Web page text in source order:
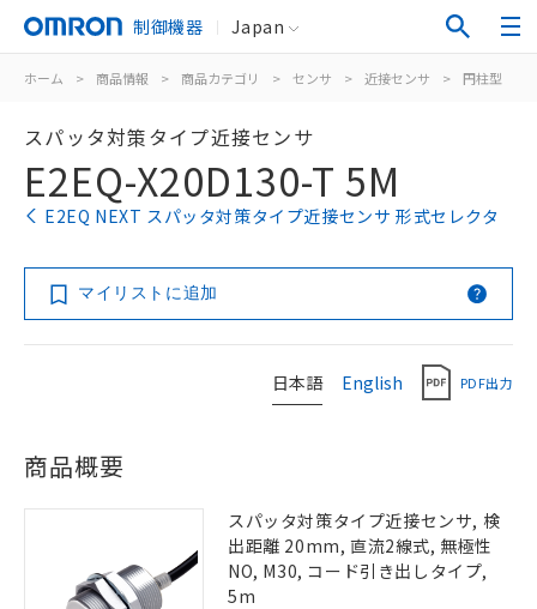
制御機器 Japan
ホーム > 商品情報 > 商品カテゴリ > センサ > 近接センサ > 円柱型
スパッタ対策タイプ近接センサ
E2EQ-X20D130-T 5M
E2EQ NEXT スパッタ対策タイプ近接センサ 形式セレクタ
マイリストに追加
日本語 English PDF出力
商品概要
スパッタ対策タイプ近接センサ, 検
出距離 20mm, 直流2線式, 無極性
NO, M30, コード引き出しタイプ,
5m